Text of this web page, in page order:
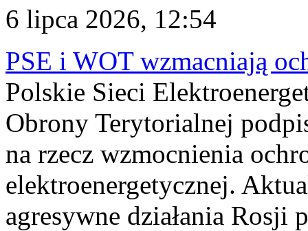
6 lipca 2026, 12:54
PSE i WOT wzmacniają
Polskie Sieci
Obrony Terytorialnej
na rzecz wzmocnienia
elektroenergetycznej.
agresywne działania Rosji